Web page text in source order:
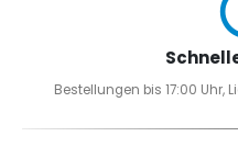
Bestellungen bis 17:00 Uhr,